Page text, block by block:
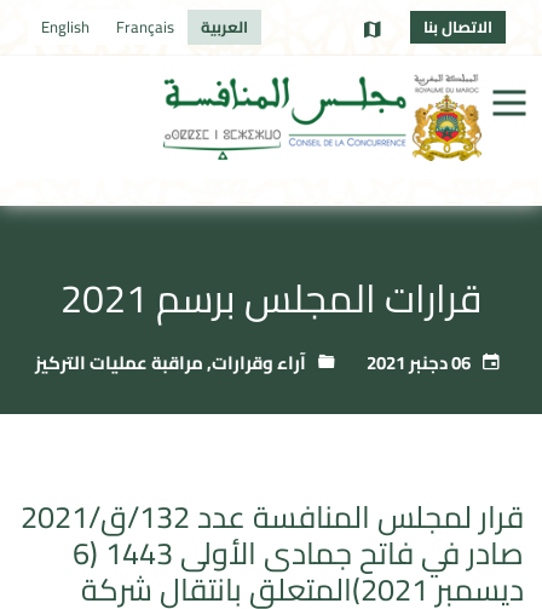
الاتصال بنا العربية Français
English
قرارات المجلس برسم 2021
06 دجنبر 2021 آراء وقرارات,مراقبة عمليات التركيز
قرار لمجلس المنافسة عدد 132/ق/2021
صادر في فاتح جمادى الأولى 1443 (6
ديسمبر 2021)المتعلق بانتقال شركة